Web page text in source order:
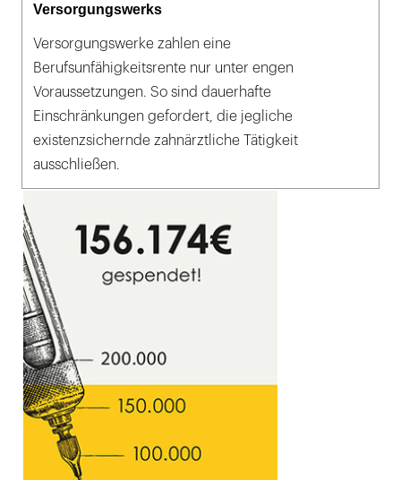
Versorgungswerks
Versorgungswerke zahlen eine
Berufsunfähigkeitsrente nur unter engen
Voraussetzungen. So sind dauerhafte
Einschränkungen gefordert, die jegliche
existenzsichernde zahnärztliche Tätigkeit
ausschließen.